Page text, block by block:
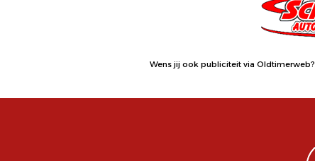
Wens jij ook publiciteit via Oldtimerweb?